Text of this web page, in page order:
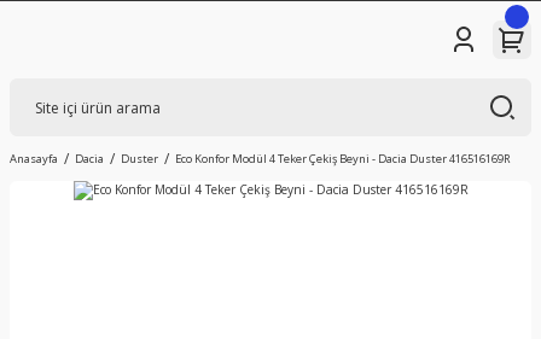
Anasayfa Dacia Duster Eco Konfor Modül 4 Teker Çekiş Beyni - Dacia Duster 416516169R